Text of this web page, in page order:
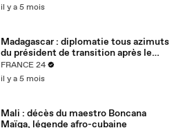
il y a 5 mois
Madagascar : diplomatie tous azimuts
du président de transition après le
putsch
FRANCE 24
il y a 5 mois
Mali : décès du maestro Boncana
Maïga, légende afro-cubaine